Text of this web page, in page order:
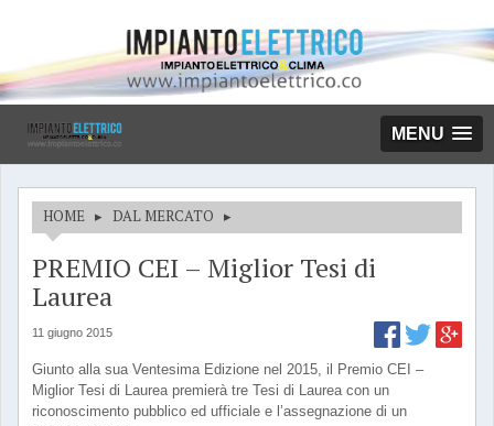
MENU
HOME ▸ DAL MERCATO ▸
PREMIO CEI – Miglior Tesi di
Laurea
11 giugno 2015
Giunto alla sua Ventesima Edizione nel 2015, il Premio CEI –
Miglior Tesi di Laurea premierà tre Tesi di Laurea con un
riconoscimento pubblico ed ufficiale e l’assegnazione di un